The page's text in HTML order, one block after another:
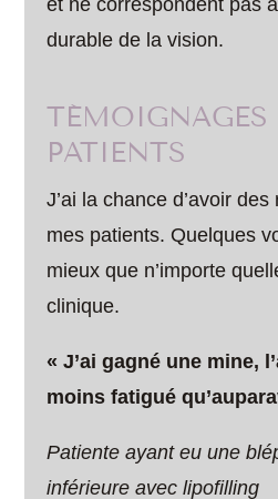
et ne correspondent pas
durable de la vision.
TÉMOIGNAGES
PATIENTS
J’ai la chance d’avoir
mes patients. Quelques
mieux que n’importe
clinique.
« J’ai gagné une mine,
moins fatigué
Patiente ayant eu une
inférieure avec lipofilling